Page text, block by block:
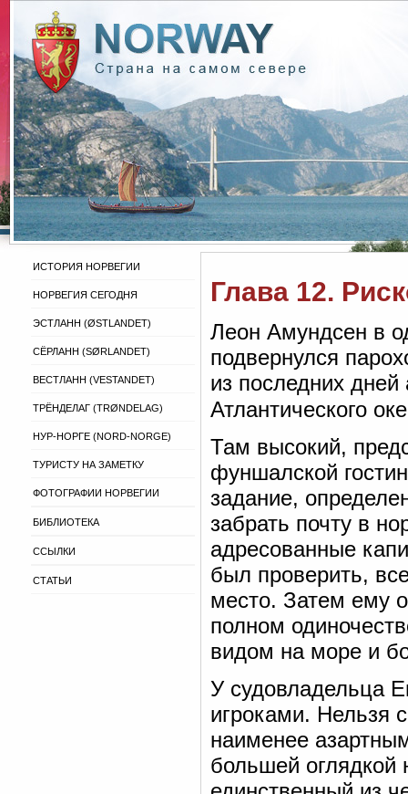
ИСТОРИЯ НОРВЕГИИ
НОРВЕГИЯ СЕГОДНЯ
ЭСТЛАНН (ØSTLANDET)
СЁРЛАНН (SØRLANDET)
ВЕСТЛАНН (VESTANDET)
ТРЁНДЕЛАГ (TRØNDELAG)
НУР-НОРГЕ (NORD-NORGE)
ТУРИСТУ НА ЗАМЕТКУ
ФОТОГРАФИИ НОРВЕГИИ
БИБЛИОТЕКА
ССЫЛКИ
СТАТЬИ
Глава 12.
Леон Амундсен в
подвернулся
из последних дней
Атлантического
Там высокий,
фуншалской
задание,
забрать почту в
адресованные
был проверить,
место. Затем ему
полном
видом на море и
У судовладельца
игроками. Нельзя
наименее
большей оглядкой